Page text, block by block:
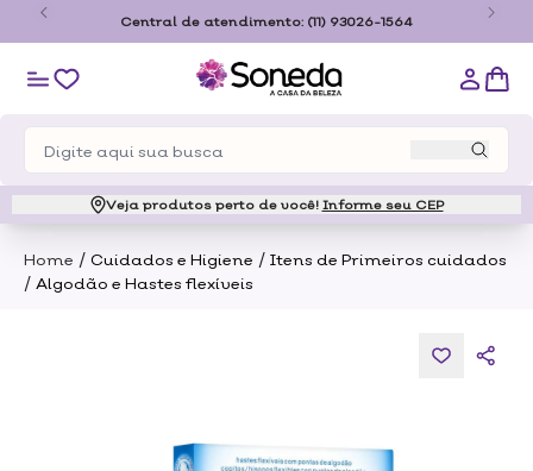
Central de atendimento: (11) 93026-1564
Veja produtos perto de você! Informe seu CEP
Home / Cuidados e Higiene / Itens de Primeiros cuidados
/ Algodão e Hastes flexíveis